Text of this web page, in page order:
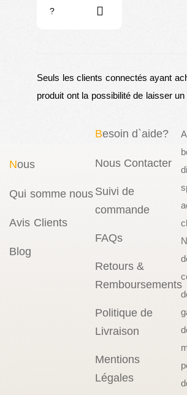
?
Seuls les clients connectés ayant
produit ont la possibilité de laisser un
Nous
Qui somme nous
Avis Clients
Blog
Besoin d`aide?
Nous Contacter
Suivi de
commande
FAQs
Retours &
Remboursements
Politique de
Livraison
Mentions
Légales